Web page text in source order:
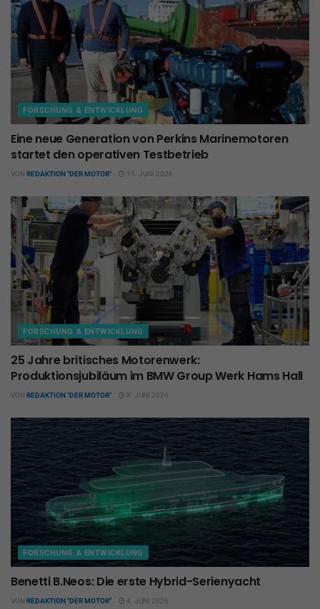
FORSCHUNG & ENTWICKLUNG
Eine neue Generation von Perkins Marinemotoren
startet den operativen Testbetrieb
VON REDAKTION "DER MOTOR" 11. JUNI 2026
FORSCHUNG & ENTWICKLUNG
25 Jahre britisches Motorenwerk:
Produktionsjubiläum im BMW Group Werk Hams Hall
VON REDAKTION "DER MOTOR" 8. JUNI 2026
FORSCHUNG & ENTWICKLUNG
Benetti B.Neos: Die erste Hybrid-Serienyacht
VON REDAKTION "DER MOTOR" 4. JUNI 2026